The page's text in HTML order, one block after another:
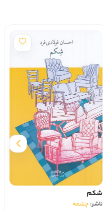
شکم
ناشر:چشمه